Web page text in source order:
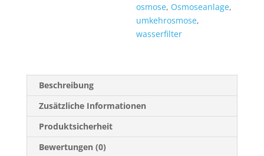
osmose, Osmoseanlage,
umkehrosmose,
wasserfilter
Beschreibung
Zusätzliche Informationen
Produktsicherheit
Bewertungen (0)